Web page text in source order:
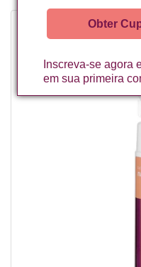
Obter
Inscreva-se agora
em sua primeira